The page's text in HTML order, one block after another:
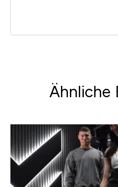
Ähnliche